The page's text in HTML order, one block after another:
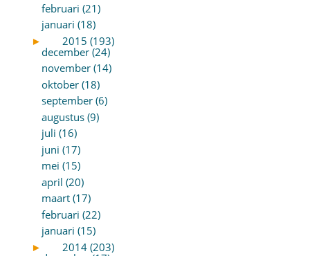
februari (21)
januari (18)
►
2015 (193)
december (24)
november (14)
oktober (18)
september (6)
augustus (9)
juli (16)
juni (17)
mei (15)
april (20)
maart (17)
februari (22)
januari (15)
►
2014 (203)